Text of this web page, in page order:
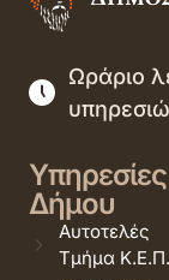
Ωράριο
Υπηρεσίες
Δήμου
Αυτοτελές
Τμήμα Κ.Ε.Π.